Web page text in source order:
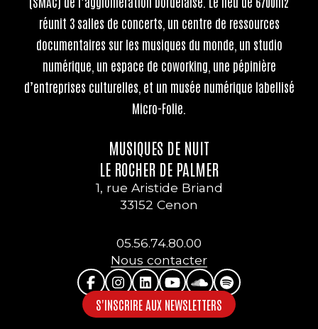
réunit 3 salles de concerts, un centre de ressources
documentaires sur les musiques du monde, un studio
numérique, un espace de coworking, une pépinière
d’entreprises culturelles, et un musée numérique labellisé
Micro-Folie.
MUSIQUES DE NUIT
LE ROCHER DE PALMER
1, rue Aristide Briand
33152 Cenon
05.56.74.80.00
Nous contacter
S'INSCRIRE AUX NEWSLETTERS